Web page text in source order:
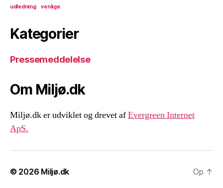
udledning
venlige
Kategorier
Pressemeddelelse
Om Miljø.dk
Miljø.dk er udviklet og drevet afEvergreen Internet
ApS.
© 2026 Miljø.dk Op ↑